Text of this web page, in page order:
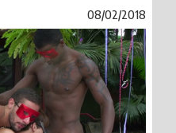
08/02/2018